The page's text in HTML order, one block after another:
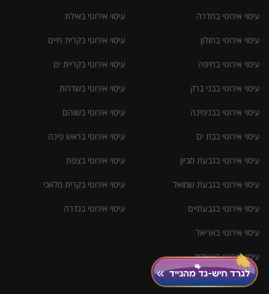
עיסוי אירוטי בחדרה
עיסוי אירוטי בחולון
עיסוי אירוטי בחיפה
עיסוי אירוטי בבני ברק
עיסוי אירוטי בבנימינה
עיסוי אירוטי בבת ים
עיסוי אירוטי בגבעת סביון
עיסוי אירוטי בגבעת שמואל
עיסוי אירוטי בגבעתיים
עיסוי אירוטי באריאל
עיסוי אירוטי באשדוד
עיסוי אירוטי באילת
עיסוי אירוטי בקרית חיים
עיסוי אירוטי בקריית ים
עיסוי אירוטי בשדרות
עיסוי אירוטי בשוהם
עיסוי אירוטי בראש פינה
עיסוי אירוטי בצפת
עיסוי אירוטי בקרית מלאכי
עיסוי אירוטי בגדרה